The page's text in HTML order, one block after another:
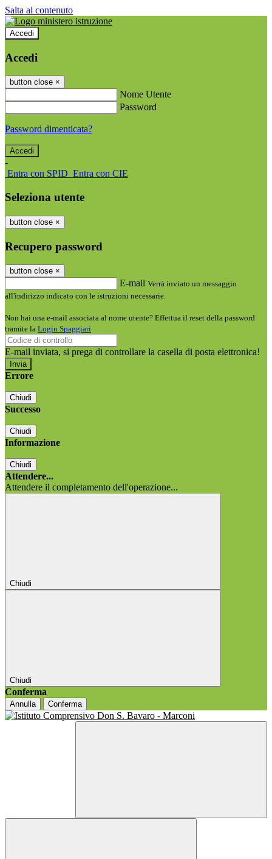
Salta al contenuto
Accedi
Accedi
button close ×
Nome Utente
Password
Password dimenticata?
-
Entra con SPID Entra con CIE
Seleziona utente
button close ×
Recupero password
button close ×
E-mail Verrà inviato un messaggio
all'indirizzo indicato con le istruzioni necessarie.
Non hai una e-mail associata al nome utente? Effettua il reset della password
tramite la Login Spaggiari
E-mail inviata, si prega di controllare la casella di posta elettronica!
Errore
Chiudi
Successo
Chiudi
Informazione
Chiudi
Attendere...
Attendere il completamento dell'operazione...
Chiudi
Chiudi
Conferma
Annulla Conferma